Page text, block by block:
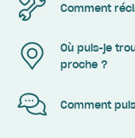
Comment
Où puis-je
proche ?
Comment